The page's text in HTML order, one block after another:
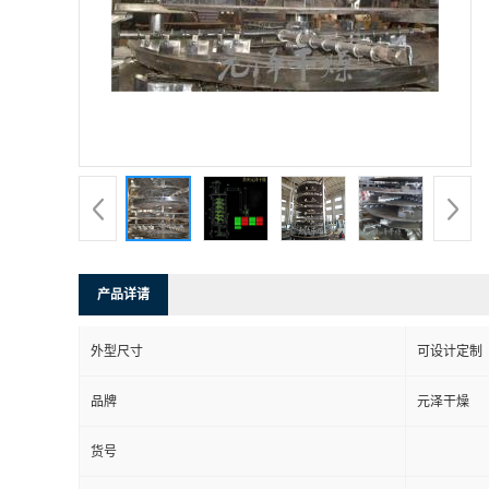
产品详请
外型尺寸 可设计定制
品牌 元泽干燥
货号